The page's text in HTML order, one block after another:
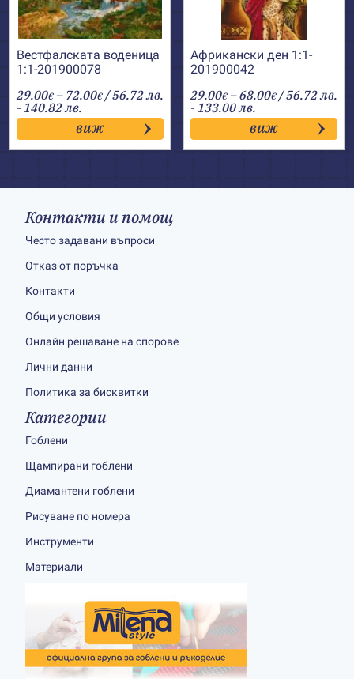
Вестфалската воденица
1:1-201900078
29.00€ – 72.00€Price
range:
29.00€
through
72.00€
/ 56.72 лв.
- 140.82 лв.
виж
Африкански ден 1:1-
201900042
29.00€ –68.00€Price
range:
29.00€
through
68.00€
/ 56.72 лв.
- 133.00 лв.
виж
Контакти и помощ
Често задавани въпроси
Отказ от поръчка
Контакти
Общи условия
Онлайн решаване на спорове
Лични данни
Политика за бисквитки
Категории
Гоблени
Щампирани гоблени
Диамантени гоблени
Рисуване по номера
Инструменти
Материали